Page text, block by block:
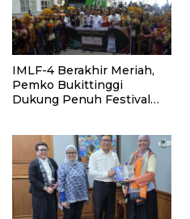
IMLF-4 Berakhir Meriah,
Pemko Bukittinggi
Dukung Penuh Festival